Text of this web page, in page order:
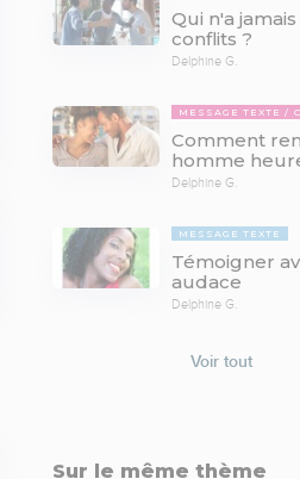
Qui n'a
conflits ?
Delphine G.
MESSAGE TEXTE
Comment
homme
Delphine G.
MESSAGE TEXTE
Témoigner
audace
Delphine G.
Voir tout
Sur le même thème